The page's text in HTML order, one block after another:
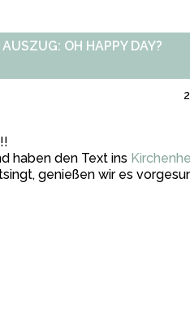
OH HAPPY DAY?
haben den Text ins
genießen wir es